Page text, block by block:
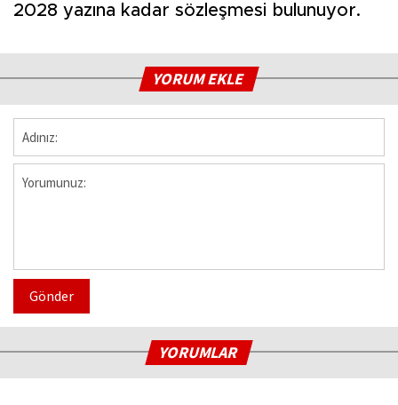
2028 yazına kadar sözleşmesi bulunuyor.
YORUM EKLE
Gönder
YORUMLAR